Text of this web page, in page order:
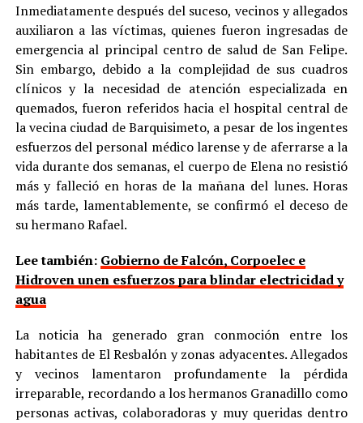
Inmediatamente después del suceso, vecinos y allegados
auxiliaron a las víctimas, quienes fueron ingresadas de
emergencia al principal centro de salud de San Felipe.
Sin embargo, debido a la complejidad de sus cuadros
clínicos y la necesidad de atención especializada en
quemados, fueron referidos hacia el hospital central de
la vecina ciudad de Barquisimeto, a pesar de los ingentes
esfuerzos del personal médico larense y de aferrarse a la
vida durante dos semanas, el cuerpo de Elena no resistió
más y falleció en horas de la mañana del lunes. Horas
más tarde, lamentablemente, se confirmó el deceso de
su hermano Rafael.
Lee también: Gobierno de Falcón, Corpoelec e
Hidroven unen esfuerzos para blindar electricidad y
agua
La noticia ha generado gran conmoción entre los
habitantes de El Resbalón y zonas adyacentes. Allegados
y vecinos lamentaron profundamente la pérdida
irreparable, recordando a los hermanos Granadillo como
personas activas, colaboradoras y muy queridas dentro